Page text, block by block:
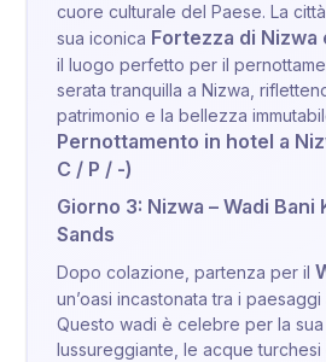
cuore culturale del Paese. La
sua iconica Fortezza di Nizwa
il luogo perfetto per il
serata tranquilla a Nizwa,
patrimonio e la bellezza
Pernottamento in hotel a
C / P / -)
Giorno 3: Nizwa – Wadi Bani
Sands
Dopo colazione, partenza per il
un’oasi incastonata tra i paesaggi
Questo wadi è celebre per la
lussureggiante, le acque turchesi